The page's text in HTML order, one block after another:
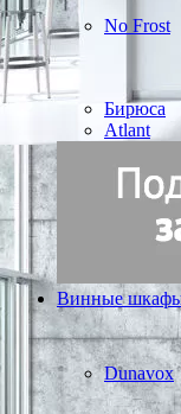
No Frost
Бирюса
Atlant
Винные
Dunavox